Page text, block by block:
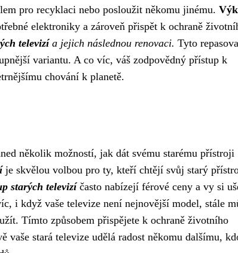
pro recyklaci nebo posloužit někomu jinému.
elektroniky a zároveň přispět k ochraně
televizía jejich následnou renovaci. Tyto
variantu. A co víc, váš zodpovědný přístup k
chování k planetě.
několik možností, jak dát svému starému přístroji
je skvělou volbou pro ty, kteří chtějí svůj starý
starých televizíčasto nabízejí férové ceny a vy si
i když vaše televize není nejnovější model, stále
Tímto způsobem přispějete k ochraně životního
stará televize udělá radost někomu dalšímu,